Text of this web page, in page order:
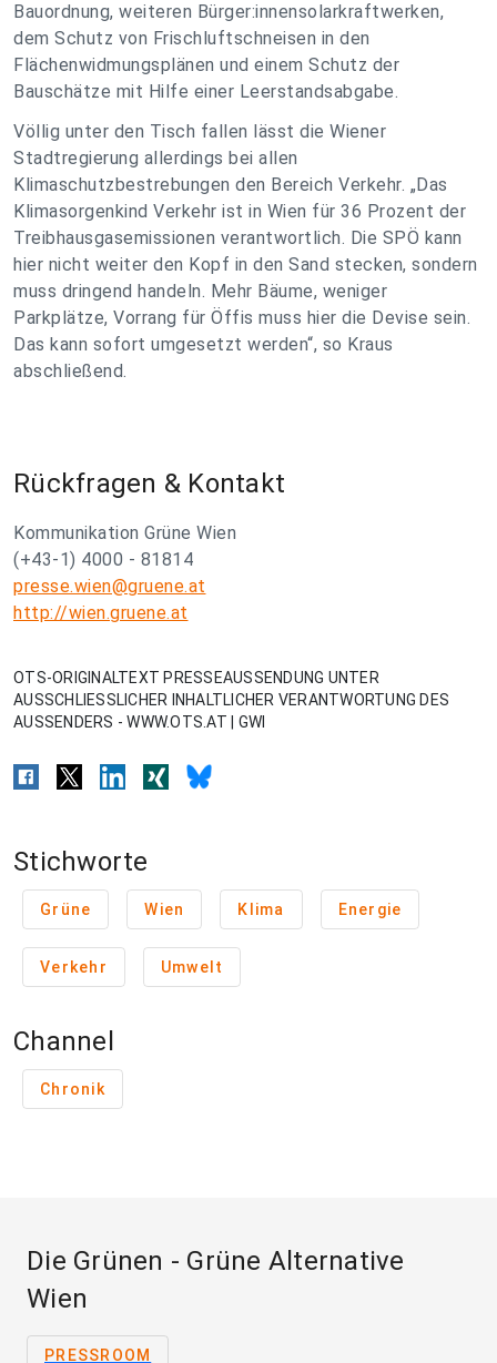
Bauordnung, weiteren Bürger:innensolarkraftwerken,
dem Schutz von Frischluftschneisen in den
Flächenwidmungsplänen und einem Schutz der
Bauschätze mit Hilfe einer Leerstandsabgabe.
Völlig unter den Tisch fallen lässt die Wiener
Stadtregierung allerdings bei allen
Klimaschutzbestrebungen den Bereich Verkehr. „Das
Klimasorgenkind Verkehr ist in Wien für 36 Prozent der
Treibhausgasemissionen verantwortlich. Die SPÖ kann
hier nicht weiter den Kopf in den Sand stecken, sondern
muss dringend handeln. Mehr Bäume, weniger
Parkplätze, Vorrang für Öffis muss hier die Devise sein.
Das kann sofort umgesetzt werden“, so Kraus
abschließend.
Rückfragen & Kontakt
Kommunikation Grüne Wien
(+43-1) 4000 - 81814
presse.wien@gruene.at
http://wien.gruene.at
OTS-ORIGINALTEXT PRESSEAUSSENDUNG UNTER
AUSSCHLIESSLICHER INHALTLICHER VERANTWORTUNG DES
AUSSENDERS - WWW.OTS.AT | GWI
Stichworte
Grüne Wien Klima Energie
Verkehr Umwelt
Channel
Chronik
Die Grünen - Grüne Alternative
Wien
PRESSROOM